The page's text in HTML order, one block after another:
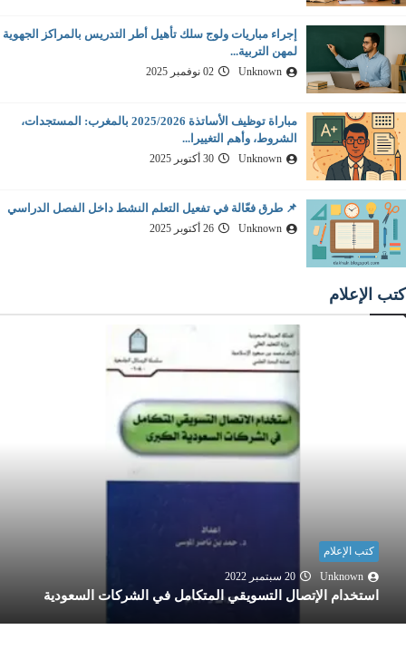
إجراء مباريات ولوج سلك تأهيل أطر التدريس بالمراكز الجهوية
لمهن التربية...
Unknown 02 نوفمبر 2025
مباراة توظيف الأساتذة 2025/2026 بالمغرب: المستجدات،
الشروط، وأهم التغييرا...
Unknown 30 أكتوبر 2025
📌 طرق فعّالة في تفعيل التعلم النشط داخل الفصل الدراسي
Unknown 26 أكتوبر 2025
كتب الإعلام
كتب الإعلام
Unknown
20 سبتمبر 2022
استخدام الإتصال التسويقي المتكامل في الشركات السعودية